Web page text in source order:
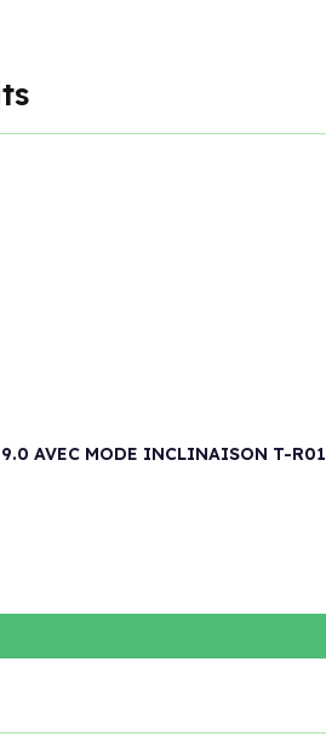
AVEC MODE INCLINAISON T-R01